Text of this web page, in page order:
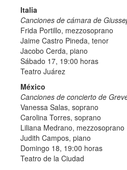
Italia
Canciones de cámara de
Frida Portillo, mezzosoprano
Jaime Castro Pineda, tenor
Jacobo Cerda, piano
Sábado 17, 19:00 horas
Teatro Juárez
México
Canciones de concierto de
Vanessa Salas, soprano
Carolina Torres, soprano
Liliana Medrano, mezzosoprano
Judith Campos, piano
Domingo 18, 19:00 horas
Teatro de la Ciudad